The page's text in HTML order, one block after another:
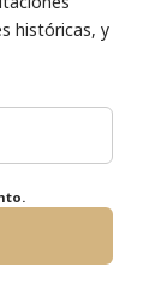
históricas, y